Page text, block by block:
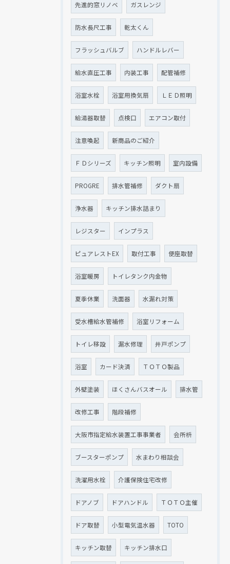
先進的窓リノベ ガスレンジ
防水長尺工事 乾太くん
フラッシュバルブ ハンドルレバー
給水直圧工事 内装工事 配管補修
浴室水栓 浴室用換気扇 ＬＥＤ照明
給湯器取替 点検口 エアコン取付
注意喚起 新商品のご紹介
ＦＤシリーズ キッチン照明 室内設備
PROGRE 排水管補修 ダクト扇
浄水器 キッチン排水詰まり
レジスター インプラス
ピュアレストEX 取付工事 便座取替
浴室暖房 トイレタンク内金物
夏季休業 洗面器 水漏れ対策
受水槽給水管補修 浴室リフォーム
トイレ移設 漏水修理 井戸ポンプ
浴室 カード決済 ＴＯＴＯ製品
外壁塗装 ほくさんバスオール 排水管
改修工事 階段補修
大阪市指定給水装置工事事業者 会所枡
ブースターポンプ 水まわり相談会
洗濯用水栓 介護保険住宅改修
ドアノブ ドアハンドル ＴＯＴＯ主催
ドア取替 小型電気温水器 TOTO
キッチン取替 キッチン排水口